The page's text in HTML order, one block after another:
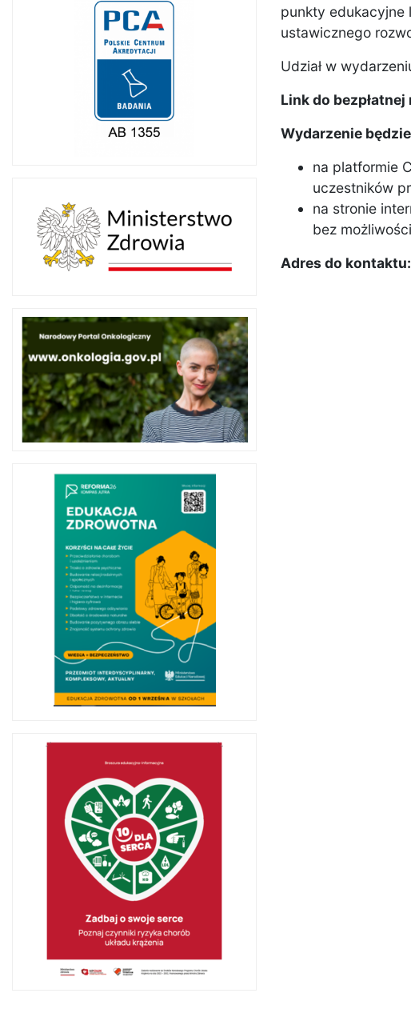
punkty edukacyjne
ustawicznego
Udział w
Link do
Wydarzenie
na platformie
uczestników
na stronie
bez
Adres do kontaktu: